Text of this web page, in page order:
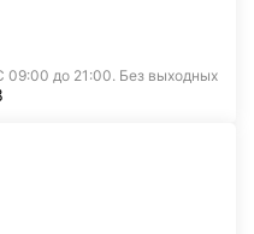
09:00 до 21:00. Без выходных